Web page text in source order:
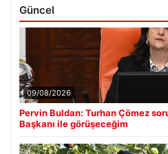
Güncel
09/08/2026
Pervin Buldan: Turhan Çömez
Başkanı ile görüşeceğim